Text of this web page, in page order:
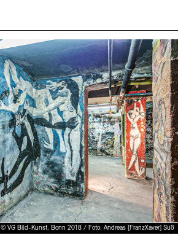
© VG Bild-Kunst, Bonn 2018 / Foto: Andreas [FranzXaver] Süß